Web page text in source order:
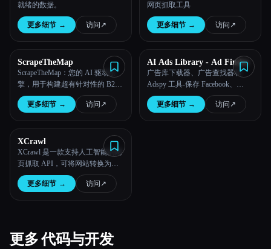
就绪的数据。
更多细节 → 访问 ↗︎
网页抓取工具
更多细节 → 访问 ↗︎
ScrapeTheMap
ScrapeTheMap：您的 AI 驱动引
擎，用于构建超有针对性的 B2B
潜在客户名单
更多细节 → 访问 ↗︎
AI Ads Library - Ad Finder
广告库下载器、广告查找器和
Adspy 工具-保存 Facebook、
TikTok 广告-Chrome 网上应用店
更多细节 → 访问 ↗︎
XCrawl
XCrawl 是一款支持人工智能的网
页抓取 API，可将网站转换为结
构化的、适合语言学习的数据格
式，如 JSON、Markdown 和
更多细节 → 访问 ↗︎
更多 代码与开发